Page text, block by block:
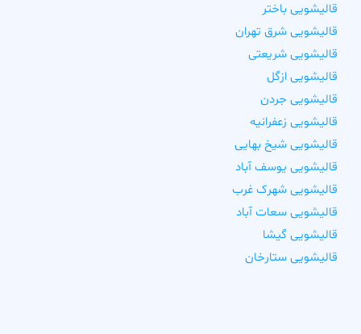
قالیشویی باختر
قالیشویی شرق تهران
قالیشویی شریعتی
قالیشویی ازگل
قالیشویی جردن
قالیشویی زعفرانیه
قالیشویی شیخ بهایی
قالیشویی یوسف آباد
قالیشویی شهرک غرب
قالیشویی سعات آباد
قالیشویی گیشا
قالیشویی ستارخان